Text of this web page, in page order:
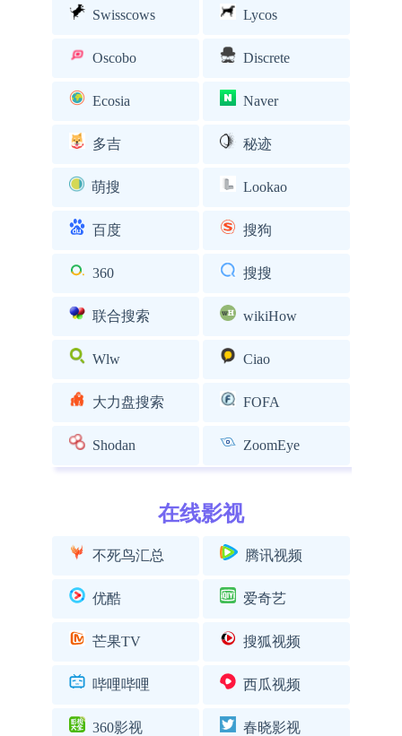
Swisscows Lycos
Oscobo Discrete
Ecosia Naver
多吉 秘迹
萌搜 Lookao
百度 搜狗
360 搜搜
联合搜索 wikiHow
Wlw Ciao
大力盘搜索 FOFA
Shodan ZoomEye
在线影视
不死鸟汇总 腾讯视频
优酷 爱奇艺
芒果TV 搜狐视频
哔哩哔哩 西瓜视频
360影视 春晓影视